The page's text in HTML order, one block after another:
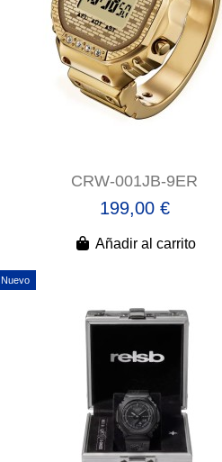
CRW-001JB-9ER
199,00 €
Añadir al carrito
Nuevo